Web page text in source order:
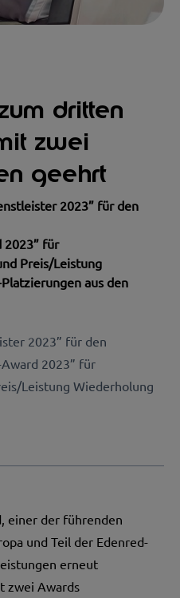
dritten
zwei
geehrt
2023” für den
2023” für
Preis/Leistung
aus den
2023” für den
2023” für
Leistung Wiederholung
, einer der führenden
und Teil der Edenred-
erneut
zwei Awards